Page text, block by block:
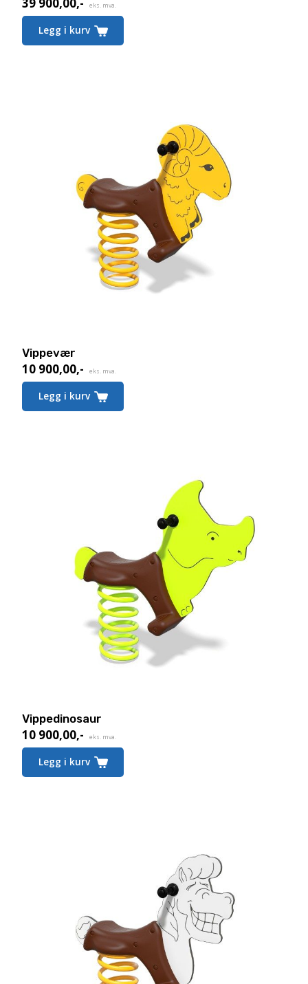
39 900,00,- eks. mva.
Legg i kurv
Vippevær
10 900,00,- eks. mva.
Legg i kurv
Vippedinosaur
10 900,00,- eks. mva.
Legg i kurv